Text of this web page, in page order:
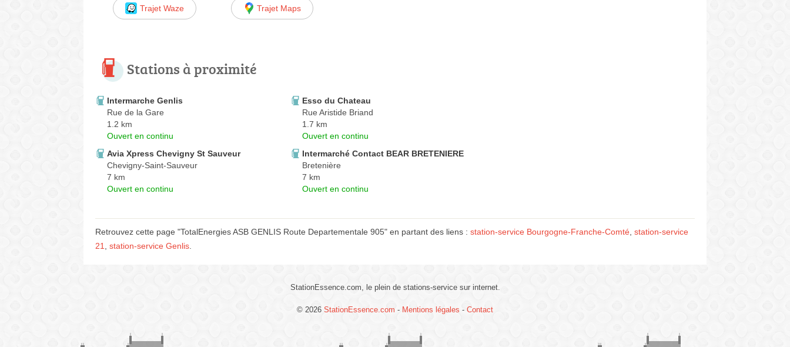
Trajet Waze Trajet Maps
Stations à proximité
Intermarche Genlis
Rue de la Gare
1.2 km
Ouvert en continu
Esso du Chateau
Rue Aristide Briand
1.7 km
Ouvert en continu
Avia Xpress Chevigny St Sauveur
Chevigny-Saint-Sauveur
7 km
Ouvert en continu
Intermarché Contact BEAR BRETENIERE
Bretenière
7 km
Ouvert en continu
Retrouvez cette page "TotalEnergies ASB GENLIS Route Departementale 905" en partant des liens : station-service Bourgogne-Franche-Comté station-service
21
station-service Genlis
StationEssence.com, le plein de stations-service sur internet.
© 2026 StationEssence.com - Mentions légales - Contact